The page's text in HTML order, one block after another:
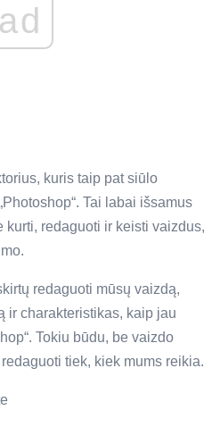
ad
kuris taip pat siūlo
Tai labai išsamus
redaguoti ir keisti vaizdus,
redaguoti mūsų vaizdą,
ir charakteristikas, kaip jau
Tokiu būdu, be vaizdo
tiek, kiek mums reikia.